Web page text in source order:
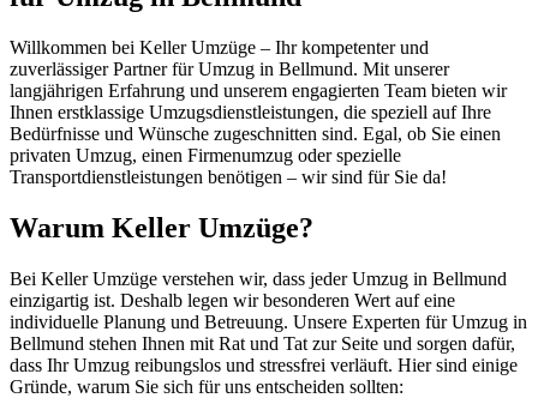
Willkommen bei Keller Umzüge – Ihr kompetenter und
zuverlässiger Partner für Umzug in Bellmund. Mit unserer
langjährigen Erfahrung und unserem engagierten Team bieten wir
Ihnen erstklassige Umzugsdienstleistungen, die speziell auf Ihre
Bedürfnisse und Wünsche zugeschnitten sind. Egal, ob Sie einen
privaten Umzug, einen Firmenumzug oder spezielle
Transportdienstleistungen benötigen – wir sind für Sie da!
Warum Keller Umzüge?
Bei Keller Umzüge verstehen wir, dass jeder Umzug in Bellmund
einzigartig ist. Deshalb legen wir besonderen Wert auf eine
individuelle Planung und Betreuung. Unsere Experten für Umzug in
Bellmund stehen Ihnen mit Rat und Tat zur Seite und sorgen dafür,
dass Ihr Umzug reibungslos und stressfrei verläuft. Hier sind einige
Gründe, warum Sie sich für uns entscheiden sollten: